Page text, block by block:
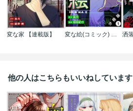
変な家 【連載版】
他の人はこちらもいいねしています